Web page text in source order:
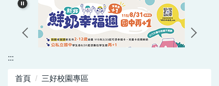
校務行政
公告訊息
資訊中心
:::
首頁 三好校園專區